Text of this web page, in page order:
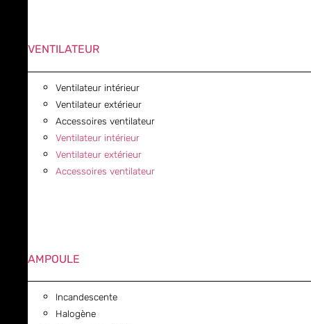
VENTILATEUR
Ventilateur intérieur
Ventilateur extérieur
Accessoires ventilateur
Ventilateur intérieur
Ventilateur extérieur
Accessoires ventilateur
AMPOULE
Incandescente
Halogène